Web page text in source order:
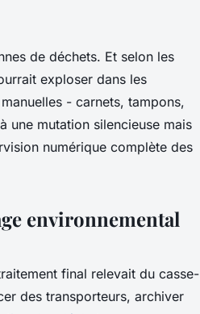
de déchets. Et selon les
exploser dans les
- carnets, tampons,
une mutation silencieuse mais
numérique complète des
environnemental
final relevait du casse-
des transporteurs, archiver